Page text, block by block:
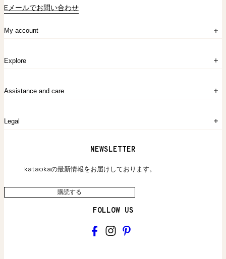
My account
アカウント作成
お問い合わせ
Explore
kataokaについて
Chronicles
Assistance and care
Legal
アクセシビリティ方針
Eメールでお問い合わせ
NEWSLETTER
kataokaの最新情報をお届けしております。
購読する
FOLLOW US